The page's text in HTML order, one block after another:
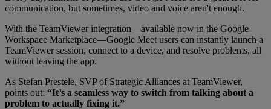
communication, but sometimes, video and voice aren't enough.
With the TeamViewer integration—available now in the Google
Workspace Marketplace—Google Meet users can instantly launch a
TeamViewer session, connect to a device, and resolve problems, all
without leaving the app.
As Stefan Prestele, SVP of Strategic Alliances at TeamViewer,
points out: “It’s a seamless way to switch from talking about a
problem to actually fixing it.”